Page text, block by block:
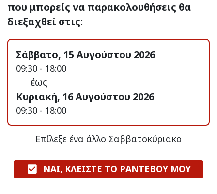
που μπορείς να παρακολουθήσεις θα
διεξαχθεί στις:
Σάββατο, 15 Αυγούστου 2026
09:30 - 18:00
έως
Κυριακή, 16 Αυγούστου 2026
09:30 - 18:00
Επίλεξε ένα άλλο Σαββατοκύριακο
ΝΑΙ, ΚΛΕΙΣΤΕ ΤΟ ΡΑΝΤΕΒΟΥ ΜΟΥ